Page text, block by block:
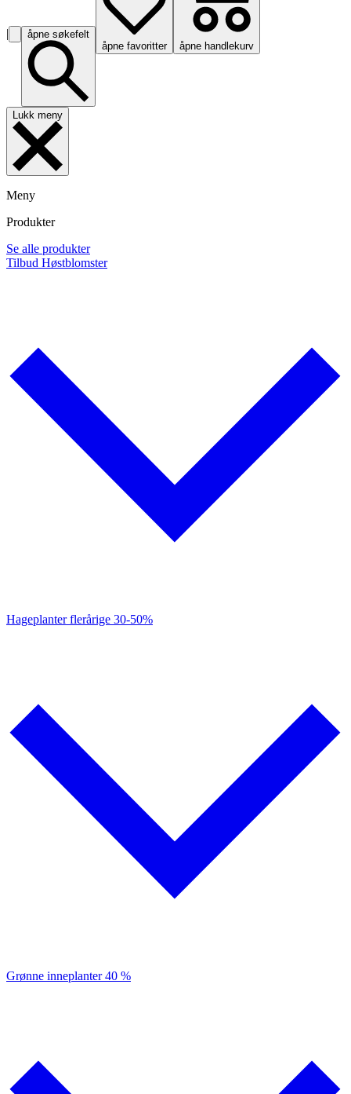
|
åpne søkefelt
åpne favoritter
åpne handlekurv
Lukk meny
Meny
Produkter
Se alle produkter
Tilbud Høstblomster
Hageplanter flerårige 30-50%
Grønne inneplanter40 %